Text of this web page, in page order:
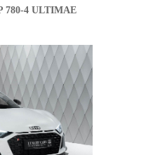
780-4 ULTIMAE